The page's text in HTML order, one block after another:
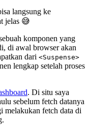
langsung ke
jelas 😅
komponen yang
di awal browser akan
dari <Suspense>
lengkap setelah proses
. Di situ saya
sebelum fetch datanya
melakukan fetch data di